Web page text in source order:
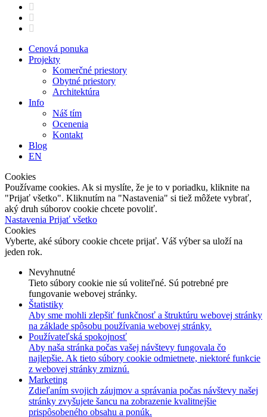
facebook
instagram
behance
Close
Menu
Cenová ponuka
Projekty
Komerčné priestory
Obytné priestory
Architektúra
Info
Náš tím
Ocenenia
Kontakt
Blog
EN
Cookies
Používame cookies. Ak si myslíte, že je to v poriadku, kliknite na
"Prijať všetko". Kliknutím na "Nastavenia" si tiež môžete vybrať,
aký druh súborov cookie chcete povoliť.
Nastavenia Prijať všetko
Cookies
Vyberte, aké súbory cookie chcete prijať. Váš výber sa uloží na
jeden rok.
Nevyhnutné
Tieto súbory cookie nie sú voliteľné. Sú potrebné pre
fungovanie webovej stránky.
Štatistiky
Aby sme mohli zlepšiť funkčnosť a štruktúru webovej stránky
na základe spôsobu používania webovej stránky.
Používateľská spokojnosť
Aby naša stránka počas vašej návštevy fungovala čo
najlepšie. Ak tieto súbory cookie odmietnete, niektoré funkcie
z webovej stránky zmiznú.
Marketing
Zdieľaním svojich záujmov a správania počas návštevy našej
stránky zvyšujete šancu na zobrazenie kvalitnejšie
prispôsobeného obsahu a ponúk.